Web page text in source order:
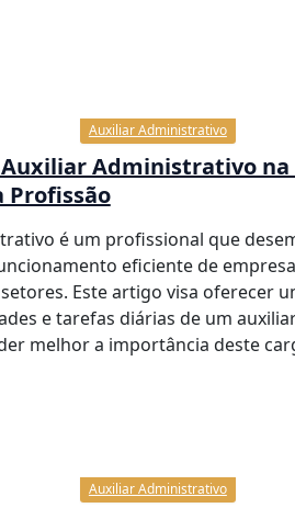
Auxiliar Administrativo
Administrativo na
Profissão
é um profissional que
eficiente de
Este artigo visa oferecer
e tarefas diárias de um
melhor a importância deste
Auxiliar Administrativo